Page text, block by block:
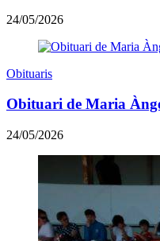
24/05/2026
Obituaris
Obituari de Maria
24/05/2026